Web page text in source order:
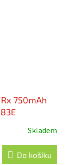
750mAh
Skladem
Do košíku